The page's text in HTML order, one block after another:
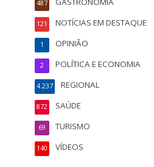
487
NOTÍCIAS EM DESTAQUE
121
OPINIÃO
1
POLÍTICA E ECONOMIA
2
REGIONAL
4.237
SAÚDE
872
TURISMO
69
VÍDEOS
140